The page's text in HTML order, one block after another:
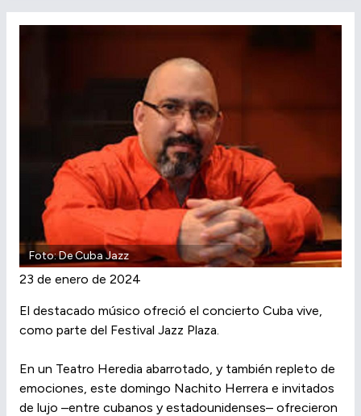
Foto: De Cuba Jazz
23 de enero de 2024
El destacado músico ofreció el concierto Cuba vive,
como parte del Festival Jazz Plaza.
En un Teatro Heredia abarrotado, y también repleto de
emociones, este domingo Nachito Herrera e invitados
de lujo –entre cubanos y estadounidenses– ofrecieron